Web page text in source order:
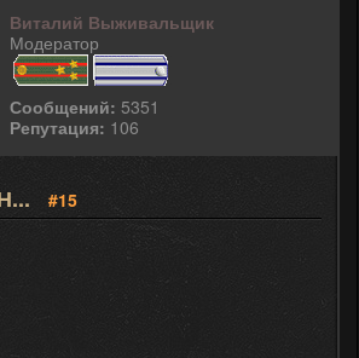
Виталий Выживальщик
Модератор
Сообщений: 5351
Репутация: 106
#15